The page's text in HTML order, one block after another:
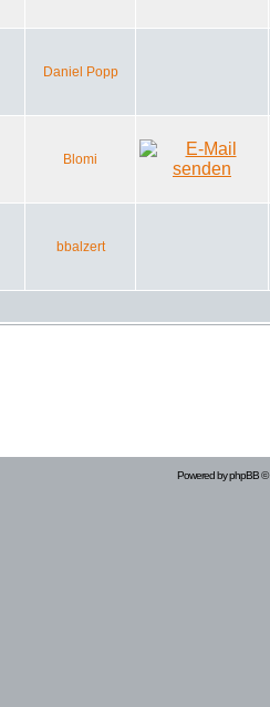
Daniel Popp
Blomi
bbalzert
Powered byphpBB©